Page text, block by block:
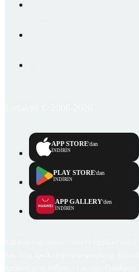
APP STORE'dan
İNDİRİN
PLAY STORE'dan
İNDİRİN
APP GALLERY'den
İNDİRİN